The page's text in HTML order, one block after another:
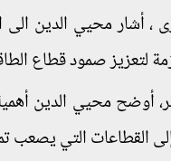
، أشار محيي الدين الى
لتعزيز صمود قطاع
أوضح محيي الدين
القطاعات التي يصعب